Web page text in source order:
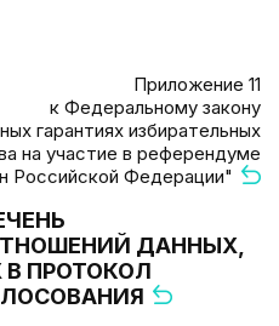
Приложение 11
к Федеральному закону
гарантиях избирательных
на участие в референдуме
Российской Федерации"
ДАННЫХ,
ПРОТОКОЛ